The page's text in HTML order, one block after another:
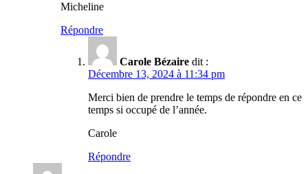
Micheline
Répondre
Carole Bézaire dit :
Décembre 13, 2024 à 11:34 pm
Merci bien de prendre le temps de répondre en ce
temps si occupé de l’année.
Carole
Répondre